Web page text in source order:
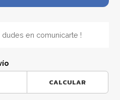
en comunicarte !
CALCULAR